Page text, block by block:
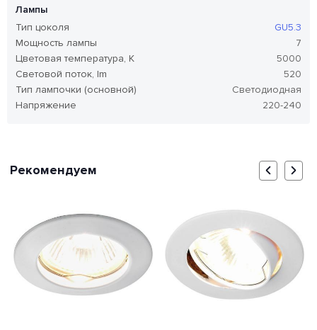
Лампы
Тип цоколя
GU5.3
Мощность лампы
7
Цветовая температура, K
5000
Световой поток, lm
520
Тип лампочки (основной)
Светодиодная
Напряжение
220-240
Рекомендуем